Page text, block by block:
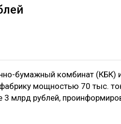
бумажный комбинат (КБК)
мощностью 70 тыс.
млрд рублей,